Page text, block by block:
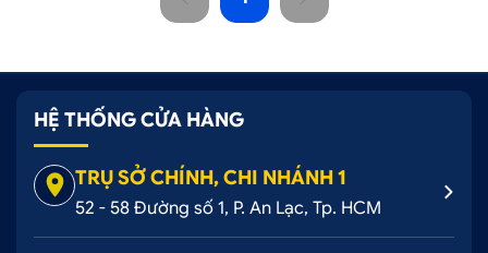
HỆ THỐNG CỬA HÀNG
TRỤ SỞ CHÍNH, CHI NHÁNH 1
52 - 58 Đường số 1, P. An Lạc, Tp. HCM